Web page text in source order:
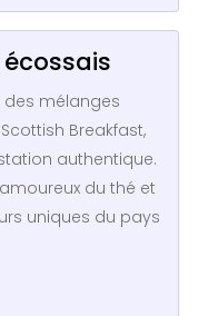
mélanges
Breakfast,
authentique.
du thé et
uniques du pays